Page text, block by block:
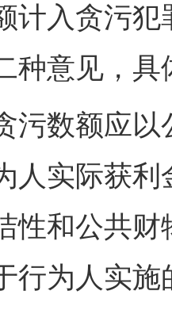
计入贪污
种意见，具
数额应以
人实际获
性和公共
行为人实